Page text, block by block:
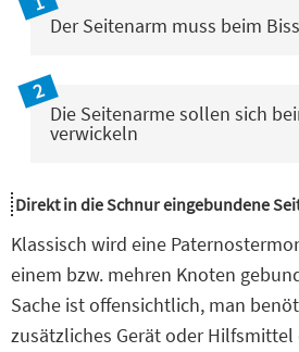
Der Seitenarm muss beim
Die Seitenarme sollen sich
verwickeln
Direkt in die Schnur eingebundene
Klassisch wird eine
einem bzw. mehren Knoten
Sache ist offensichtlich, man
zusätzliches Gerät oder